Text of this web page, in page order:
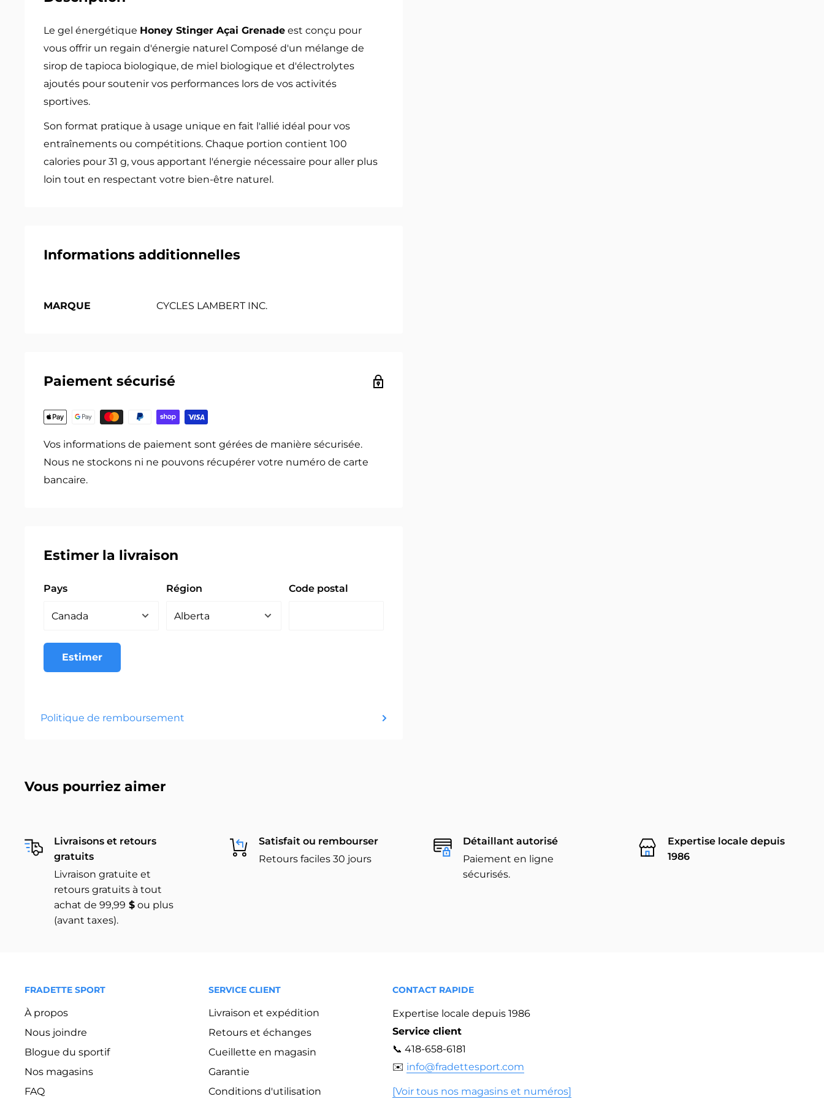
Le gel énergétique Honey Stinger Açai Grenade est conçu pour
vous offrir un regain d'énergie naturel Composé d'un mélange de
sirop de tapioca biologique, de miel biologique et d'électrolytes
ajoutés pour soutenir vos performances lors de vos activités
sportives.
Son format pratique à usage unique en fait l'allié idéal pour vos
entraînements ou compétitions. Chaque portion contient 100
calories pour 31 g, vous apportant l'énergie nécessaire pour aller plus
loin tout en respectant votre bien-être naturel.
Informations additionnelles
MARQUE CYCLES LAMBERT INC.
Paiement sécurisé
Vos informations de paiement sont gérées de manière sécurisée.
Nous ne stockons ni ne pouvons récupérer votre numéro de carte
bancaire.
Estimer la livraison
Pays Région Code postal
Estimer
Politique de remboursement
Vous pourriez aimer
Livraisons et retours
gratuits
Livraison gratuite et
retours gratuits à tout
achat de 99,99 $ ou plus
(avant taxes).
Satisfait ou rembourser
Retours faciles 30 jours
Détaillant autorisé
Paiement en ligne
sécurisés.
Expertise locale depuis
1986
FRADETTE SPORT
À propos
Nous joindre
Blogue du sportif
Nos magasins
FAQ
SERVICE CLIENT
Livraison et expédition
Retours et échanges
Cueillette en magasin
Garantie
Conditions d'utilisation
CONTACT RAPIDE
Expertise locale depuis 1986
Service client
📞 418-658-6181
✉️ info@fradettesport.com
[Voir tous nos magasins et numéros]